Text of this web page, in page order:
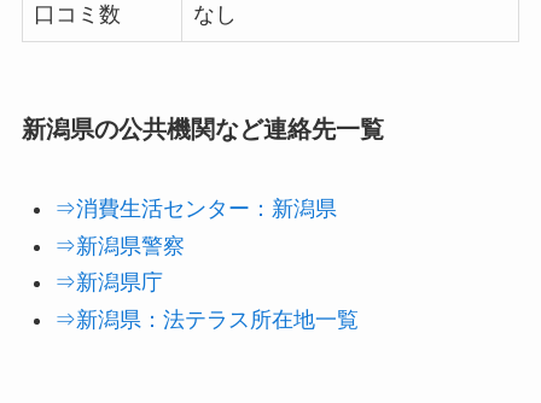
口コミ数 なし
新潟県の公共機関など連絡先一覧
⇒消費生活センター：新潟県
⇒新潟県警察
⇒新潟県庁
⇒新潟県：法テラス所在地一覧